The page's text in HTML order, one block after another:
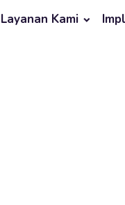
Layanan Kami